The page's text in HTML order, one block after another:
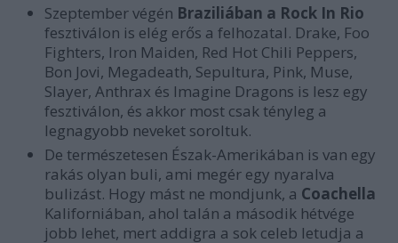
Szeptember végén Braziliában a Rock In Rio
fesztiválon is elég erős a felhozatal. Drake, Foo
Fighters, Iron Maiden, Red Hot Chili Peppers,
Bon Jovi, Megadeath, Sepultura, Pink, Muse,
Slayer, Anthrax és Imagine Dragons is lesz egy
fesztiválon, és akkor most csak tényleg a
legnagyobb neveket soroltuk.
De természetesen Észak-Amerikában is van egy
rakás olyan buli, ami megér egy nyaralva
bulizást. Hogy mást ne mondjunk, a Coachella
Kaliforniában, ahol talán a második hétvége
jobb lehet, mert addigra a sok celeb letudja a